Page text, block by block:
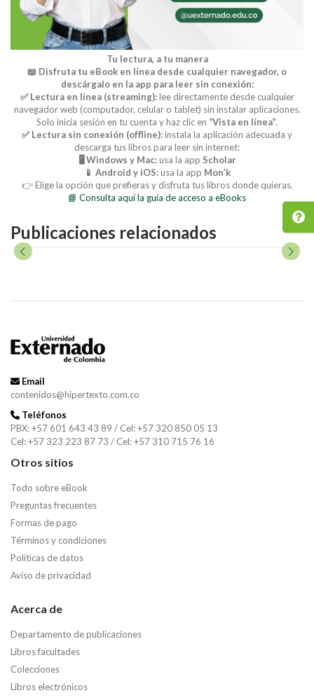
Tu lectura, a tu manera
📖 Disfruta tu eBook en línea desde cualquier navegador, o
descárgalo en la app para leer sin conexión:
✅ Lectura en línea (streaming):lee directamente desde cualquier
navegador web (computador, celular o tablet) sin instalar aplicaciones.
Solo inicia sesión en tu cuenta y haz clic en “Vista en línea”.
✅ Lectura sin conexión (offline):instala la aplicación adecuada y
descarga tus libros para leer sin internet:
🖥️ Windows y Mac:usa la app Scholar
📱 Android y iOS:usa la app Mon’k
👉 Elige la opción que prefieras y disfruta tus libros donde quieras.
📘 Consulta aquí la guía de acceso a eBooks
Publicaciones relacionados
Email
contenidos@hipertexto.com.co
Teléfonos
PBX: +57 601 643 43 89 / Cel: +57 320 850 05 13
Cel: +57 323 223 87 73 / Cel: +57 310 715 76 16
Otros sitios
Todo sobre eBook
Preguntas frecuentes
Formas de pago
Términos y condiciones
Políticas de datos
Aviso de privacidad
Acerca de
Departamento de publicaciones
Libros facultades
Colecciones
Libros electrónicos